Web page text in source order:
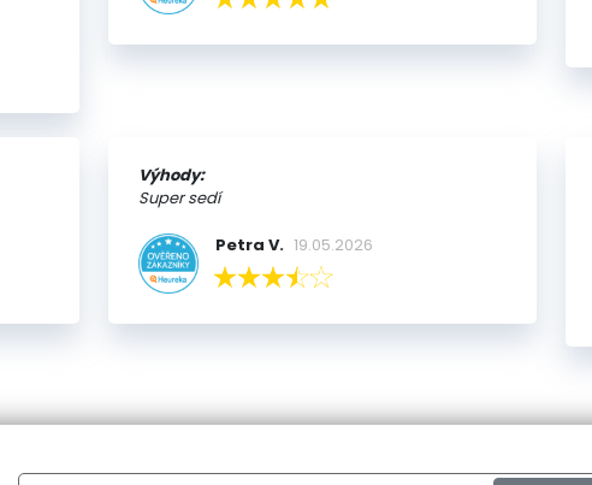
Výhody:
Super sedí
Petra V. 19.05.2026